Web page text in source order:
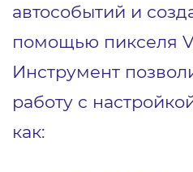
автособытий и
помощью пикселя
Инструмент
работу с
как: